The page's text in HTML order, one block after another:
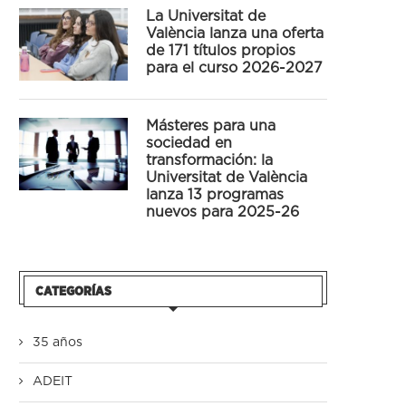
La Universitat de
València lanza una oferta
de 171 títulos propios
para el curso 2026-2027
Másteres para una
sociedad en
transformación: la
Universitat de València
lanza 13 programas
nuevos para 2025-26
CATEGORÍAS
35 años
ADEIT